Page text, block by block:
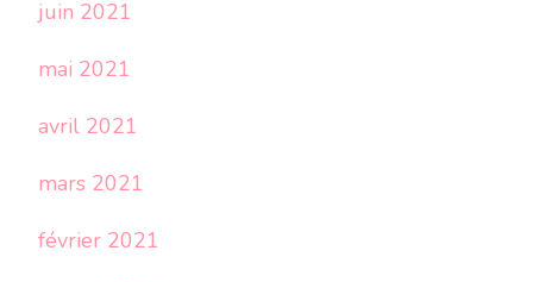
juin 2021
mai 2021
avril 2021
mars 2021
février 2021